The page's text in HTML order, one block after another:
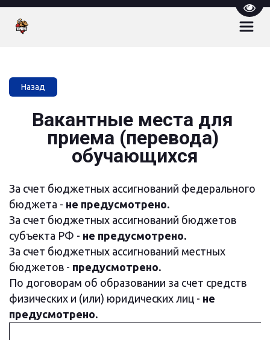
Назад
Вакантные места для
приема (перевода)
обучающихся
За счет бюджетных ассигнований федерального
бюджета - не предусмотрено.
За счет бюджетных ассигнований бюджетов
субъекта РФ - не предусмотрено.
За счет бюджетных ассигнований местных
бюджетов - предусмотрено.
По договорам об образовании за счет средств
физических и (или) юридических лиц - не
предусмотрено.